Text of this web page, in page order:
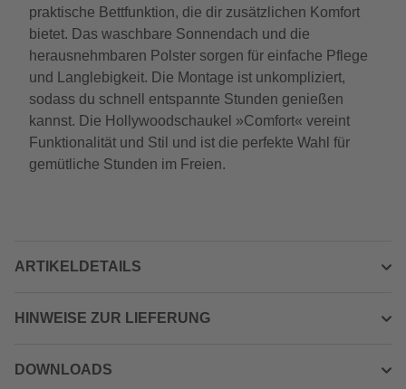
praktische Bettfunktion, die dir zusätzlichen Komfort
bietet. Das waschbare Sonnendach und die
herausnehmbaren Polster sorgen für einfache Pflege
und Langlebigkeit. Die Montage ist unkompliziert,
sodass du schnell entspannte Stunden genießen
kannst. Die Hollywoodschaukel »Comfort« vereint
Funktionalität und Stil und ist die perfekte Wahl für
gemütliche Stunden im Freien.
ARTIKELDETAILS
HINWEISE ZUR LIEFERUNG
DOWNLOADS